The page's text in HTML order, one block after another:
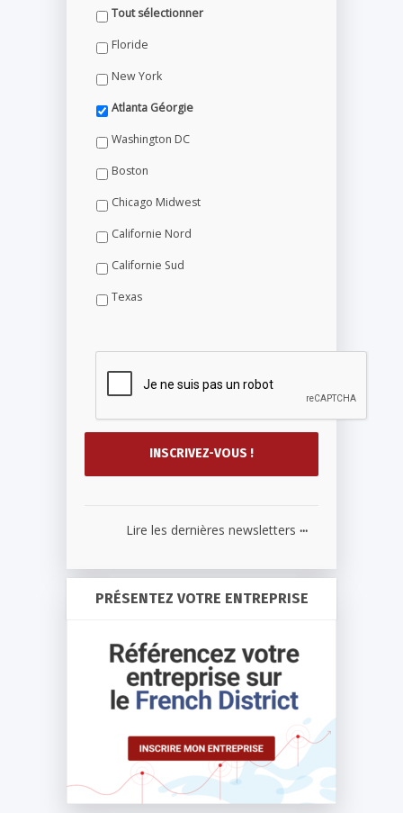
Tout sélectionner
Floride
New York
Atlanta Géorgie
Washington DC
Boston
Chicago Midwest
Californie Nord
Californie Sud
Texas
Lire les dernières newsletters ...
PRÉSENTEZ VOTRE ENTREPRISE